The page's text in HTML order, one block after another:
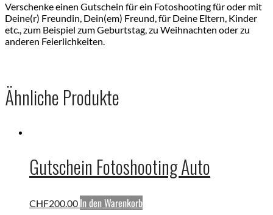
Verschenke einen Gutschein für ein Fotoshooting für oder mit
Deine(r) Freundin, Dein(em) Freund, für Deine Eltern, Kinder
etc., zum Beispiel zum Geburtstag, zu Weihnachten oder zu
anderen Feierlichkeiten.
Ähnliche Produkte
Gutschein Fotoshooting Auto
CHF200.00 In den Warenkorb